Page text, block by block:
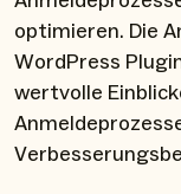
optimieren. Die
WordPress
wertvolle